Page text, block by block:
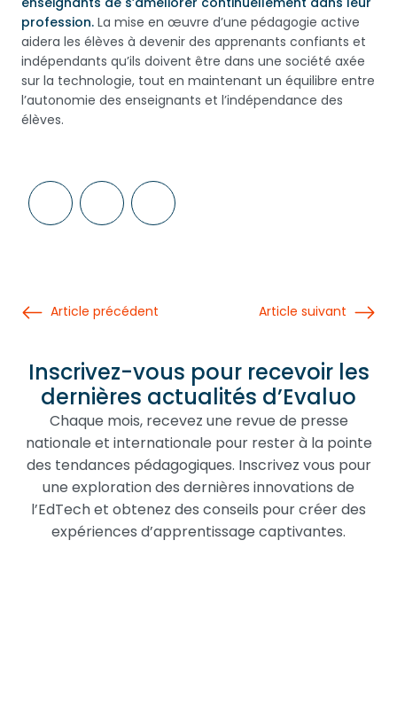
profession. La mise en œuvre d’une pédagogie active
aidera les élèves à devenir des apprenants confiants et
indépendants qu’ils doivent être dans une société axée
sur la technologie, tout en maintenant un équilibre entre
l’autonomie des enseignants et l’indépendance des
élèves.
Article précédent Article suivant
Inscrivez-vous pour recevoir les
dernières actualités d’Evaluo
Chaque mois, recevez une revue de presse
nationale et internationale pour rester à la pointe
des tendances pédagogiques. Inscrivez vous pour
une exploration des dernières innovations de
l’EdTech et obtenez des conseils pour créer des
expériences d’apprentissage captivantes.